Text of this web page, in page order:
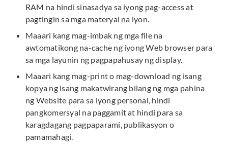
RAM na hindi sinasadya sa iyong pag-access at
pagtingin sa mga materyal na iyon.
Maaari kang mag-imbak ng mga file na
awtomatikong na-cache ng iyong Web browser para
sa mga layunin ng pagpapahusay ng display.
Maaari kang mag-print o mag-download ng isang
kopya ng isang makatwirang bilang ng mga pahina
ng Website para sa iyong personal, hindi
pangkomersyal na paggamit at hindi para sa
karagdagang pagpaparami, publikasyon o
pamamahagi.